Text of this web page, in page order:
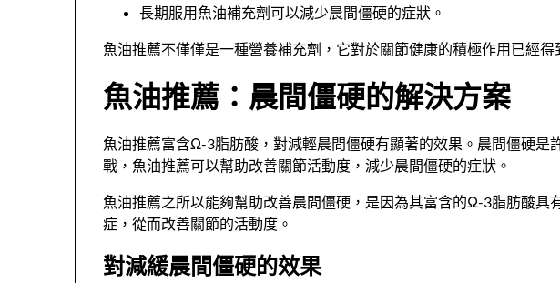
長期服用魚油補充劑可以減少晨間僵硬的症狀。
魚油推薦不僅僅是一種營養補充劑，它對於關節健康的積極作用已經得
魚油推薦：晨間僵硬的解決方案
魚油推薦富含Ω-3脂肪酸，對減輕晨間僵硬有顯著的效果。晨間僵硬是
戰，魚油推薦可以幫助改善關節活動度，減少晨間僵硬的症狀。
魚油推薦之所以能夠幫助改善晨間僵硬，是因為其富含的Ω-3脂肪酸具
症，從而改善關節的活動度。
對減緩晨間僵硬的效果